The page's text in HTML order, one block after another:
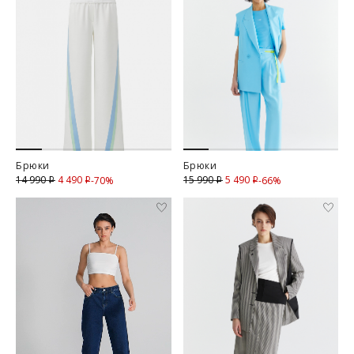
Брюки
14 990i 4 490 iСкидка
-70%
Брюки
15 990i 5 490 iСкидка
-66%